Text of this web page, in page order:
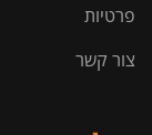
פרטיות
צור קשר